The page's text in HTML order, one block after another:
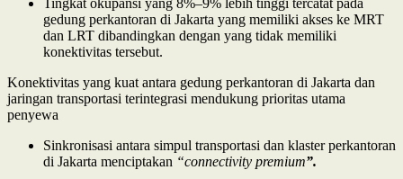
gedung perkantoran di Jakarta yang memiliki akses ke MRT
dan LRT dibandingkan dengan yang tidak memiliki
konektivitas tersebut.
Konektivitas yang kuat antara gedung perkantoran di Jakarta dan
jaringan transportasi terintegrasi mendukung prioritas utama
penyewa
Sinkronisasi antara simpul transportasi dan klaster perkantoran
di Jakarta menciptakan “connectivity premium”.